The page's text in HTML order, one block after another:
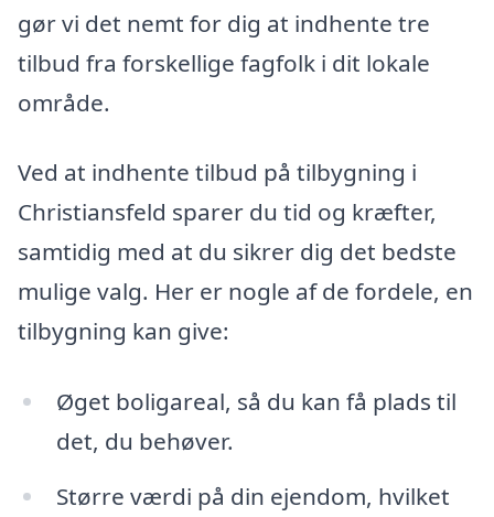
gør vi det nemt for dig at indhente tre
tilbud fra forskellige fagfolk i dit lokale
område.
Ved at indhente tilbud på tilbygning i
Christiansfeld sparer du tid og kræfter,
samtidig med at du sikrer dig det bedste
mulige valg. Her er nogle af de fordele, en
tilbygning kan give:
Øget boligareal, så du kan få plads til
det, du behøver.
Større værdi på din ejendom, hvilket